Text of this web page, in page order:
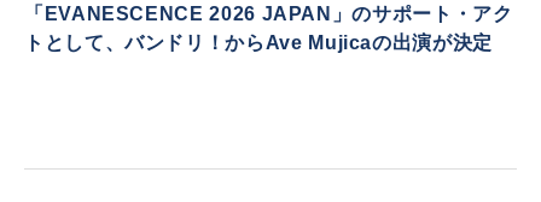
「EVANESCENCE 2026 JAPAN」のサポート・アク
トとして、バンドリ！からAve Mujicaの出演が決定